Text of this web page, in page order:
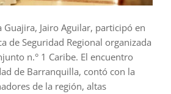
Guajira, Jairo Aguilar, participó en
de Seguridad Regional organizada
n.° 1 Caribe. El encuentro
de Barranquilla, contó con la
de la región, altas